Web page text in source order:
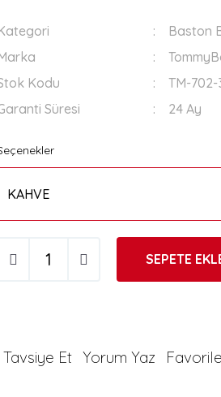
Baston
Kodu
TM-
Süresi
24 Ay
SEPETE
Tavsiye Et Yorum Yaz